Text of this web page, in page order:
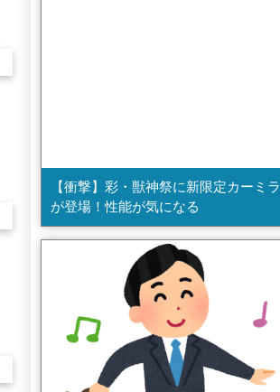
【衝撃】彩・獣神祭に新限定カーミラ
が登場！性能が気になる